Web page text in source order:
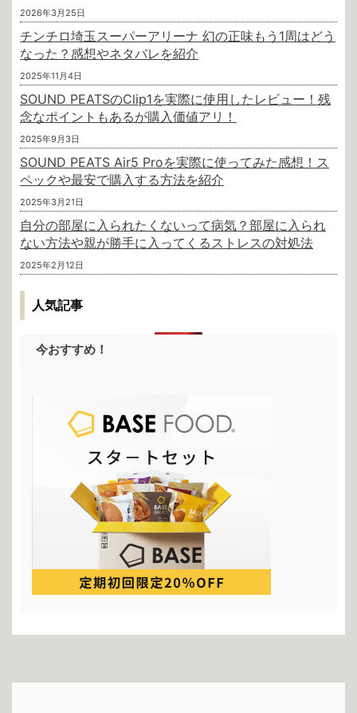
2026年3月25日
チンチロ埼玉スーパーアリーナ 幻の正味もう1周はどう
なった？感想やネタバレを紹介
2025年11月4日
SOUND PEATSのClip1を実際に使用したレビュー！残
念なポイントもあるが購入価値アリ！
2025年9月3日
SOUND PEATS Air5 Proを実際に使ってみた感想！ス
ペックや最安で購入する方法を紹介
2025年3月21日
自分の部屋に入られたくないって病気？部屋に入られ
ない方法や親が勝手に入ってくるストレスの対処法
2025年2月12日
人気記事
今おすすめ！